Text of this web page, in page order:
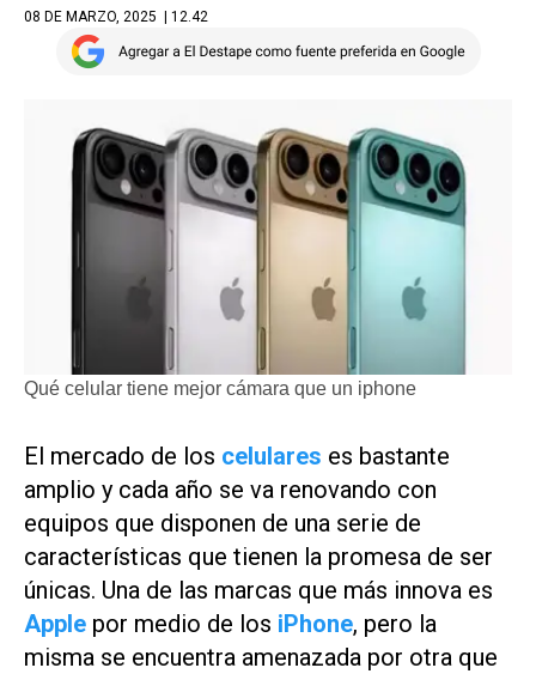
08 DE MARZO, 2025 | 12.42
Qué celular tiene mejor cámara que un iphone
El mercado de los celulares es bastante
amplio y cada año se va renovando con
equipos que disponen de una serie de
características que tienen la promesa de ser
únicas. Una de las marcas que más innova es
Apple por medio de los iPhone, pero la
misma se encuentra amenazada por otra que